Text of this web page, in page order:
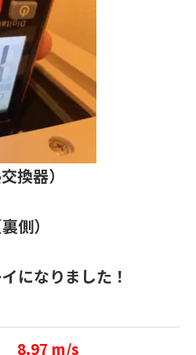
換器）
側）
になりました！
8.97 m/s